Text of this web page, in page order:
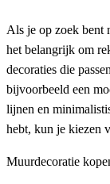
Als je op zoek bent
het belangrijk om
decoraties die
bijvoorbeeld een
lijnen en
hebt, kun je kiezen
Muurdecoratie